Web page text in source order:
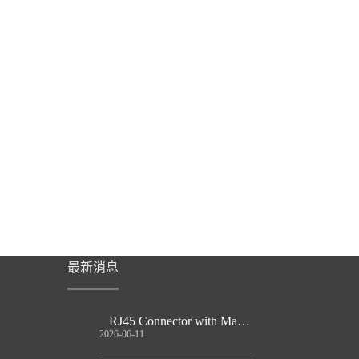
最新消息
RJ45 Connector with Magnetics Guide
2026-06-11